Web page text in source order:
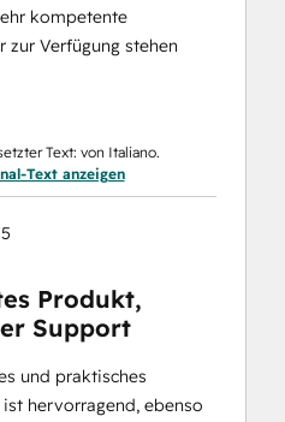
kompetente
Verfügung stehen
Text: von Italiano.
Text anzeigen
Produkt,
Support
und praktisches
hervorragend, ebenso